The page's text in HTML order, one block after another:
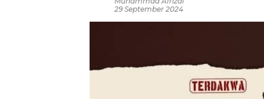
29 September 2024